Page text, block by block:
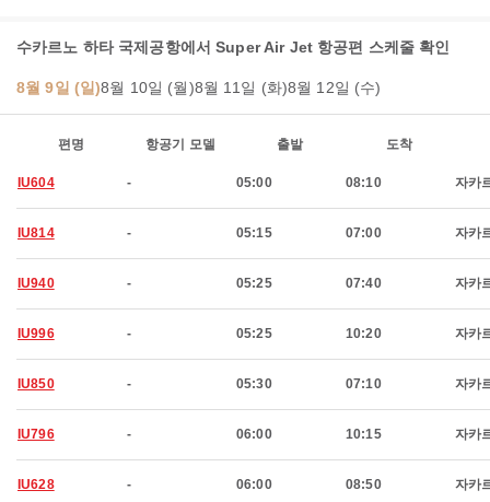
수카르노 하타 국제공항에서 Super Air Jet 항공편 스케줄 확인
8월 9일 (일)8월 10일 (월)8월 11일 (화)8월 12일 (수)
편명 항공기 모델 출발 도착
IU604 - 05:00 08:10 자카
IU814 - 05:15 07:00 자카
IU940 - 05:25 07:40 자카
IU996 - 05:25 10:20 자카
IU850 - 05:30 07:10 자카
IU796 - 06:00 10:15 자카
IU628 - 06:00 08:50 자카